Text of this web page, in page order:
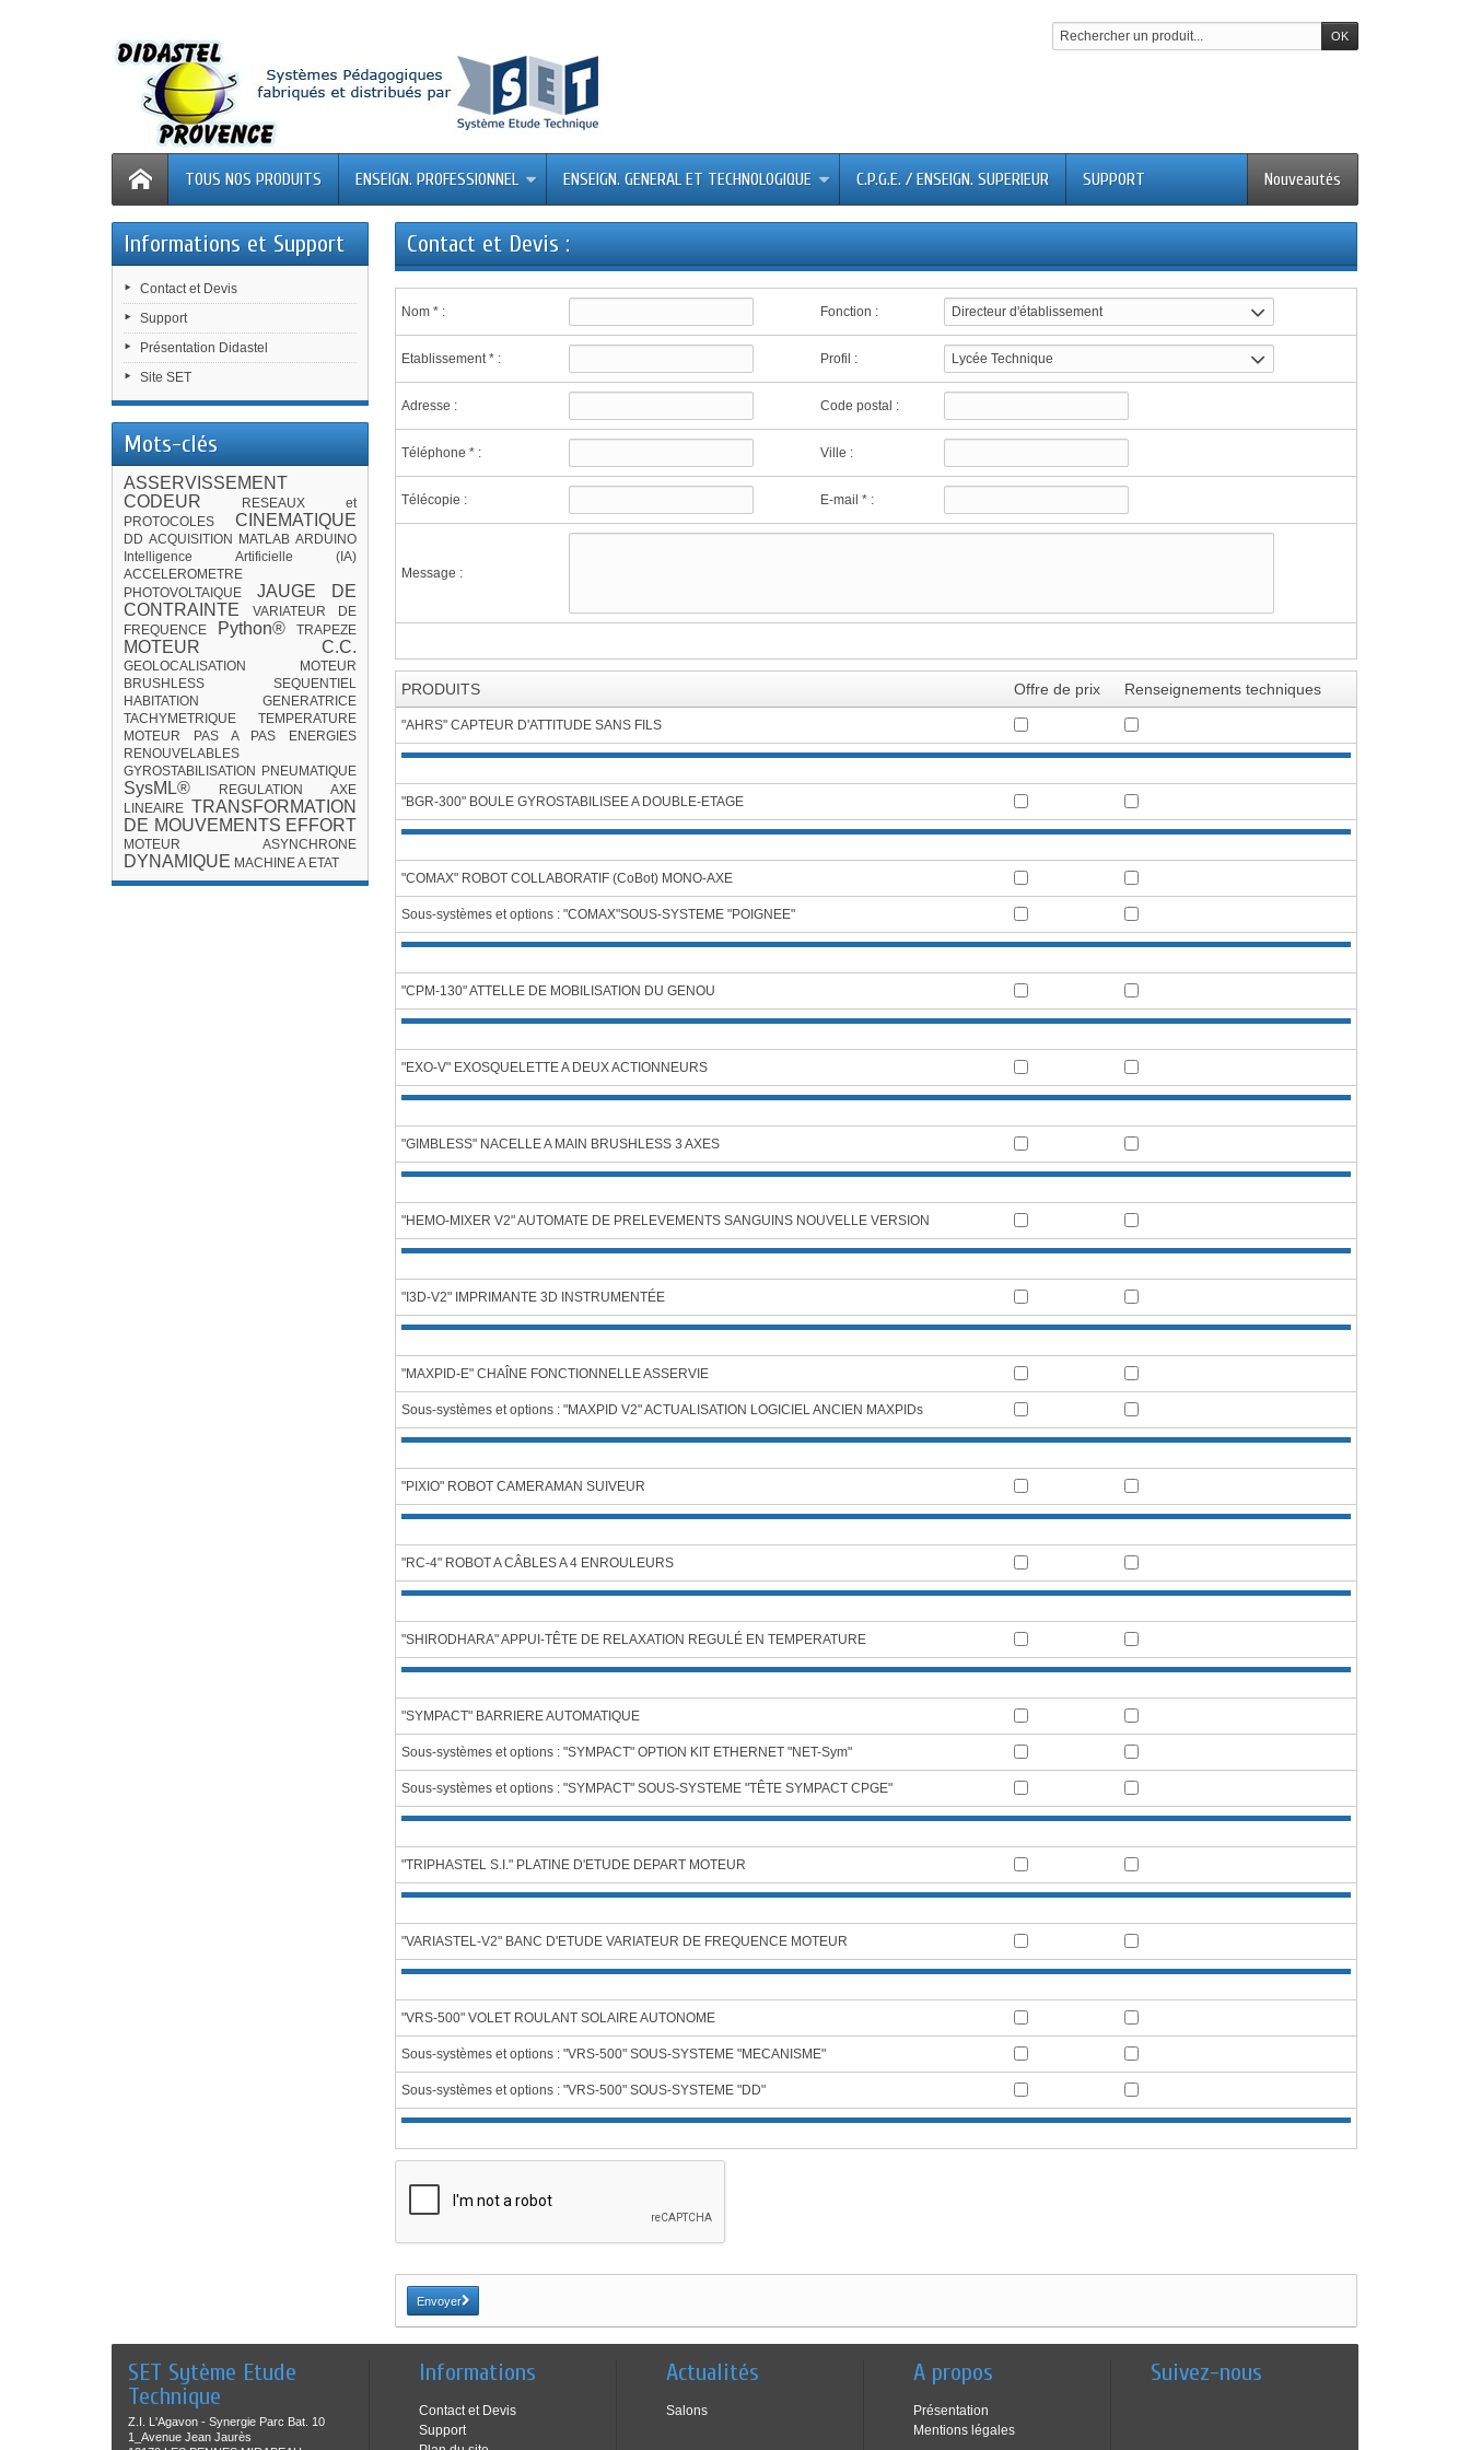
Nouveautés
TOUS NOS PRODUITS ENSEIGN. PROFESSIONNEL ENSEIGN. GENERAL ET TECHNOLOGIQUE C.P.G.E. / ENSEIGN. SUPERIEUR SUPPORT
Informations et Support
Contact et Devis
Support
Présentation Didastel
Site SET
Mots-clés
ASSERVISSEMENT
CODEUR
RESEAUX et
PROTOCOLES
CINEMATIQUE
DD ACQUISITION MATLAB ARDUINO
Intelligence Artificielle (IA)
ACCELEROMETRE
PHOTOVOLTAIQUE
JAUGE DE
CONTRAINTE
VARIATEUR DE
FREQUENCE
Python® TRAPEZE
MOTEUR C.C.
GEOLOCALISATION
MOTEUR
BRUSHLESS
SEQUENTIEL
HABITATION
GENERATRICE
TACHYMETRIQUE
TEMPERATURE
MOTEUR PAS A PAS
ENERGIES
RENOUVELABLES
GYROSTABILISATION
PNEUMATIQUE
SysML® REGULATION
AXE
LINEAIRE TRANSFORMATION
DE MOUVEMENTS EFFORT
MOTEUR ASYNCHRONE
DYNAMIQUE MACHINE A ETAT
Contact et Devis :
Nom * : Fonction : Directeur d'établissement
Etablissement * : Profil : Lycée Technique
Adresse : Code postal :
Téléphone * : Ville :
Télécopie : E-mail * :
Message :
PRODUITS Offre de prix Renseignements techniques
"AHRS" CAPTEUR D'ATTITUDE SANS FILS
"BGR-300" BOULE GYROSTABILISEE A DOUBLE-ETAGE
"COMAX" ROBOT COLLABORATIF (CoBot) MONO-AXE
Sous-systèmes et options : "COMAX"SOUS-SYSTEME "POIGNEE"
"CPM-130" ATTELLE DE MOBILISATION DU GENOU
"EXO-V" EXOSQUELETTE A DEUX ACTIONNEURS
"GIMBLESS" NACELLE A MAIN BRUSHLESS 3 AXES
"HEMO-MIXER V2" AUTOMATE DE PRELEVEMENTS SANGUINS NOUVELLE VERSION
"I3D-V2" IMPRIMANTE 3D INSTRUMENTÉE
"MAXPID-E" CHAÎNE FONCTIONNELLE ASSERVIE
Sous-systèmes et options : "MAXPID V2" ACTUALISATION LOGICIEL ANCIEN MAXPIDs
"PIXIO" ROBOT CAMERAMAN SUIVEUR
"RC-4" ROBOT A CÂBLES A 4 ENROULEURS
"SHIRODHARA" APPUI-TÊTE DE RELAXATION REGULÉ EN TEMPERATURE
"SYMPACT" BARRIERE AUTOMATIQUE
Sous-systèmes et options : "SYMPACT" OPTION KIT ETHERNET "NET-Sym"
Sous-systèmes et options : "SYMPACT" SOUS-SYSTEME "TÊTE SYMPACT CPGE"
"TRIPHASTEL S.I." PLATINE D'ETUDE DEPART MOTEUR
"VARIASTEL-V2" BANC D'ETUDE VARIATEUR DE FREQUENCE MOTEUR
"VRS-500" VOLET ROULANT SOLAIRE AUTONOME
Sous-systèmes et options : "VRS-500" SOUS-SYSTEME "MECANISME"
Sous-systèmes et options : "VRS-500" SOUS-SYSTEME "DD"
Envoyer
SET Sytème Etude
Technique
Z.I. L'Agavon - Synergie Parc Bat. 10
1_Avenue Jean Jaurès
Informations
Contact et Devis
Support
Actualités
Salons
A propos
Présentation
Mentions légales
Suivez-nous